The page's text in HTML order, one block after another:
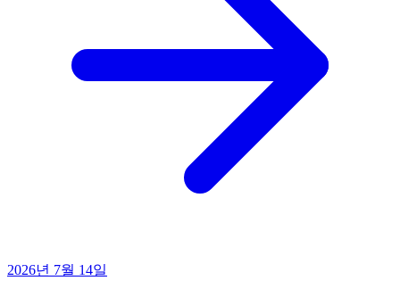
2026년 7월 14일